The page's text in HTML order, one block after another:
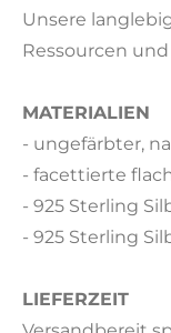
Unsere
Ressourcen
MATERIALIEN
- ungefärbter,
- facettierte
- 925 Sterling
- 925 Sterling
LIEFERZEIT